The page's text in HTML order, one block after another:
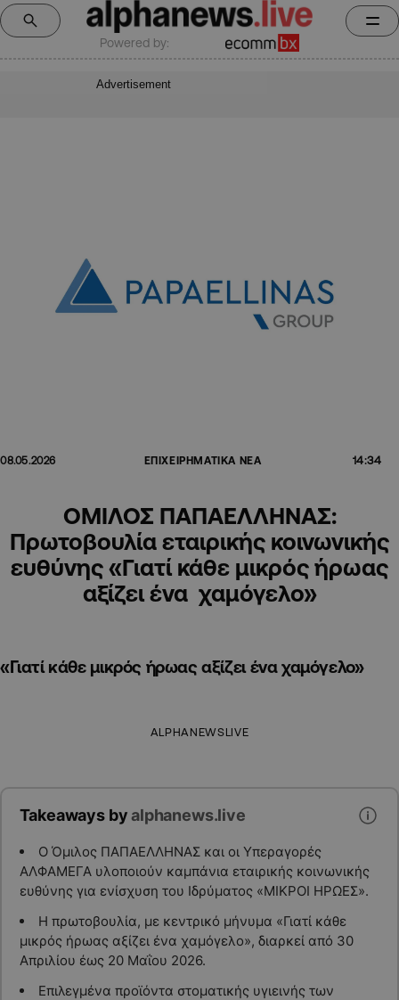
Powered by:
Advertisement
08.05.2026 ΕΠΙΧΕΙΡΗΜΑΤΙΚΑ ΝΕΑ 14:34
ΟΜΙΛΟΣ ΠΑΠΑΕΛΛΗΝΑΣ:
Πρωτοβουλία εταιρικής κοινωνικής
ευθύνης «Γιατί κάθε μικρός ήρωας
αξίζει ένα χαμόγελο»
«Γιατί κάθε μικρός ήρωας αξίζει ένα χαμόγελο»
ALPHANEWSLIVE
Takeaways byalphanews.live
Ο Όμιλος ΠΑΠΑΕΛΛΗΝΑΣ και οι Υπεραγορές
ΑΛΦΑΜΕΓΑ υλοποιούν καμπάνια εταιρικής κοινωνικής
ευθύνης για ενίσχυση του Ιδρύματος «ΜΙΚΡΟΙ ΗΡΩΕΣ».
Η πρωτοβουλία, με κεντρικό μήνυμα «Γιατί κάθε
μικρός ήρωας αξίζει ένα χαμόγελο», διαρκεί από 30
Απριλίου έως 20 Μαΐου 2026.
Επιλεγμένα προϊόντα στοματικής υγιεινής των